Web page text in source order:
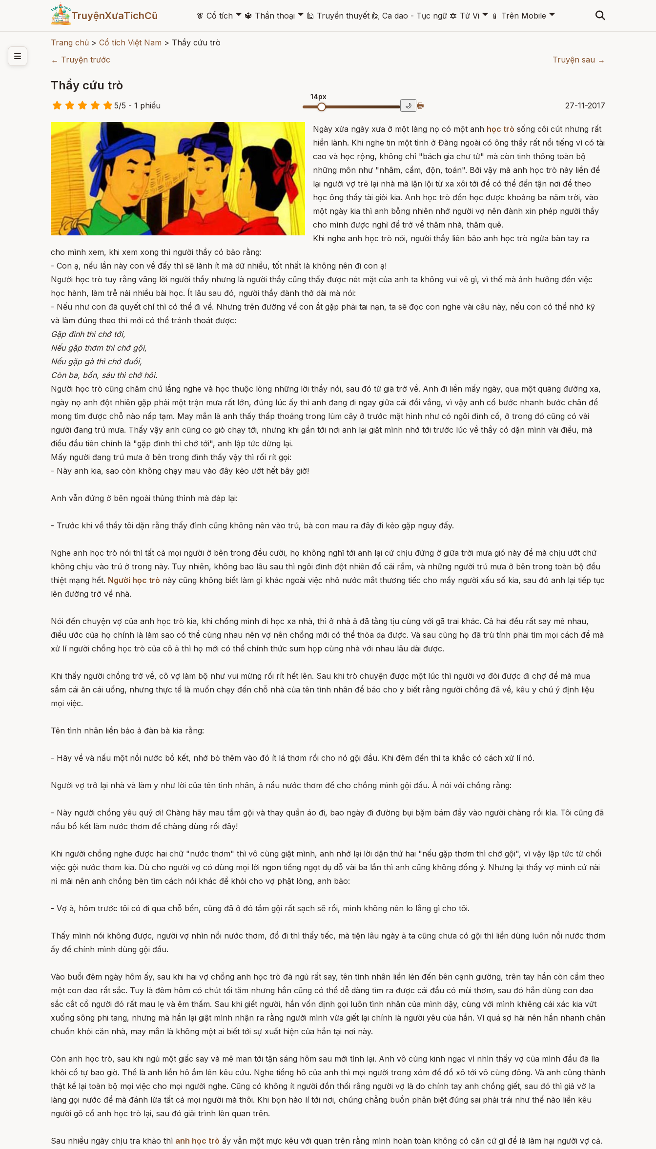
TruyệnXưaTíchCũ 🧚 Cổ tích 🞃 🔱 Thần thoại 🞃 🕌 Truyền thuyết 🙋 Ca dao - Tục ngữ 🔯 Tử Vi 🞃 📱 Trên Mobile 🞃
Trang chủ > Cổ tích Việt Nam > Thầy cứu trò
← Truyện trước
Truyện sau →
Thầy cứu trò
5/5 - 1 phiếu
14px
🌙 🖶 27-11-2017
Ngày xửa ngày xưa ở một làng nọ có một anh học trò sống côi cút nhưng rất
hiền lành. Khi nghe tin một tỉnh ở Đàng ngoài có ông thầy rất nổi tiếng vì có tài
cao và học rộng, không chỉ "bách gia chư tử" mà còn tinh thông toàn bộ
những môn như "nhâm, cầm, độn, toán". Bởi vậy mà anh học trò này liền để
lại người vợ trẻ lại nhà mà lặn lội từ xa xôi tới để có thể đến tận nơi để theo
học ông thầy tài giỏi kia. Anh học trò đến học được khoảng ba năm trời, vào
một ngày kia thì anh bỗng nhiên nhớ người vợ nên đành xin phép người thầy
cho mình được nghỉ để trở về thăm nhà, thăm quê.
Khi nghe anh học trò nói, người thầy liên bảo anh học trò ngửa bàn tay ra
cho mình xem, khi xem xong thì người thầy có bảo rằng:
- Con ạ, nếu lần này con về đấy thì sẽ lành ít mà dữ nhiều, tốt nhất là không nên đi con ạ!
Người học trò tuy rằng vâng lời người thầy nhưng là người thầy cũng thấy được nét mặt của anh ta không vui vẻ gì, vì thế mà ảnh hưởng đến việc
học hành, làm trễ nải nhiều bài học. Ít lâu sau đó, người thầy đành thở dài mà nói:
- Nếu như con đã quyết chí thì có thể đi về. Nhưng trên đường về con ắt gặp phải tai nạn, ta sẽ đọc con nghe vài câu này, nếu con có thể nhớ kỹ
và làm đúng theo thì mới có thể tránh thoát được:
Gặp đình thì chớ tới,
Nếu gặp thơm thì chớ gội,
Nếu gặp gà thì chớ đuổi,
Còn ba, bốn, sáu thì chớ hỏi.
Người học trò cũng chăm chú lắng nghe và học thuộc lòng những lời thầy nói, sau đó từ giã trở về. Anh đi liền mấy ngày, qua một quãng đường xa,
ngày nọ anh đột nhiên gặp phải một trận mưa rất lớn, đúng lúc ấy thì anh đang đi ngay giữa cái đồi vắng, vì vậy anh cố bước nhanh bước chân để
mong tìm được chỗ nào nấp tạm. May mắn là anh thấy thấp thoáng trong lùm cây ở trước mặt hình như có ngôi đình cổ, ở trong đó cũng có vài
người đang trú mưa. Thấy vậy anh cũng co giò chạy tới, nhưng khi gần tới nơi anh lại giật mình nhớ tới trước lúc về thầy có dặn mình vài điều, mà
điều đầu tiên chính là "gặp đình thì chớ tới", anh lập tức dừng lại.
Mấy người đang trú mưa ở bên trong đình thấy vậy thì rối rít gọi:
- Này anh kia, sao còn không chạy mau vào đây kẻo ướt hết bây giờ!
Anh vẫn đứng ở bên ngoài thủng thỉnh mà đáp lại:
- Trước khi về thầy tôi dặn rằng thấy đình cũng không nên vào trú, bà con mau ra đây đi kẻo gặp nguy đấy.
Nghe anh học trò nói thì tất cả mọi người ở bên trong đều cười, họ không nghĩ tới anh lại cứ chịu đứng ở giữa trời mưa gió này để mà chịu ướt chứ
không chịu vào trú ở trong này. Tuy nhiên, không bao lâu sau thì ngôi đình đột nhiên đổ cái rầm, và những người trú mưa ở bên trong toàn bộ đều
thiệt mạng hết. Người học trò này cũng không biết làm gì khác ngoài việc nhỏ nước mắt thương tiếc cho mấy người xấu số kia, sau đó anh lại tiếp tục
lên đường trở về nhà.
Nói đến chuyện vợ của anh học trò kia, khi chồng mình đi học xa nhà, thì ở nhà ả đã tằng tịu cùng với gã trai khác. Cả hai đều rất say mê nhau,
điều ước của họ chính là làm sao có thể cùng nhau nên vợ nên chồng mới có thể thỏa dạ được. Và sau cùng họ đã trù tính phải tìm mọi cách để mà
xử lí người chồng học trò của cô ả thì họ mới có thể chính thức sum họp cùng nhà với nhau lâu dài được.
Khi thấy người chồng trở về, cô vợ làm bộ như vui mừng rối rít hết lên. Sau khi trò chuyện được một lúc thì người vợ đòi được đi chợ để mà mua
sắm cái ăn cái uống, nhưng thực tế là muốn chạy đến chỗ nhà của tên tình nhân để báo cho y biết rằng người chồng đã về, kêu y chú ý định liệu
mọi việc.
Tên tình nhân liền bảo ả đàn bà kia rằng:
- Hãy về và nấu một nồi nước bồ kết, nhớ bỏ thêm vào đó ít lá thơm rồi cho nó gội đầu. Khi đêm đến thì ta khắc có cách xử lí nó.
Người vợ trở lại nhà và làm y như lời của tên tình nhân, ả nấu nước thơm để cho chồng mình gội đầu. Ả nói với chồng rằng:
- Này người chồng yêu quý ơi! Chàng hãy mau tắm gội và thay quần áo đi, bao ngày đi đường bụi bặm bám đầy vào người chàng rồi kìa. Tôi cũng đã
nấu bồ kết làm nước thơm để chàng dùng rồi đây!
Khi người chồng nghe được hai chữ "nước thơm" thì vô cùng giật mình, anh nhớ lại lời dặn thứ hai "nếu gặp thơm thì chớ gội", vì vậy lập tức từ chối
việc gội nước thơm kia. Dù cho người vợ có dùng mọi lời ngon tiếng ngọt dụ dỗ vài ba lần thì anh cũng không đồng ý. Nhưng lại thấy vợ mình cứ nài
nỉ mãi nên anh chồng bèn tìm cách nói khác để khỏi cho vợ phật lòng, anh bảo:
- Vợ à, hôm trước tôi có đi qua chỗ bến, cũng đã ở đó tắm gội rất sạch sẽ rồi, mình không nên lo lắng gì cho tôi.
Thấy mình nói không được, người vợ nhìn nồi nước thơm, đổ đi thì thấy tiếc, mà tiện lâu ngày ả ta cũng chưa có gội thì liền dùng luôn nồi nước thơm
ấy để chính mình dùng gội đầu.
Vào buổi đêm ngày hôm ấy, sau khi hai vợ chồng anh học trò đã ngủ rất say, tên tình nhân liền lẻn đến bên cạnh giường, trên tay hắn còn cầm theo
một con dao rất sắc. Tuy là đêm hôm có chút tối tăm nhưng hắn cũng có thể dễ dàng tìm ra được cái đầu có mùi thơm, sau đó hắn dùng con dao
sắc cắt cổ người đó rất mau lẹ và êm thấm. Sau khi giết người, hắn vốn định gọi luôn tình nhân của mình dậy, cùng với mình khiêng cái xác kia vứt
xuống sông phi tang, nhưng mà hắn lại giật mình nhận ra rằng người mình vừa giết lại chính là người yêu của hắn. Vì quá sợ hãi nên hắn nhanh chân
chuồn khỏi căn nhà, may mắn là không một ai biết tới sự xuất hiện của hắn tại nơi này.
Còn anh học trò, sau khi ngủ một giấc say và mê man tới tận sáng hôm sau mới tỉnh lại. Anh vô cùng kinh ngạc vì nhìn thấy vợ của mình đầu đã lìa
khỏi cổ tự bao giờ. Thế là anh liền hô ầm lên kêu cứu. Nghe tiếng hô của anh thì mọi người trong xóm để đổ xô tới vô cùng đông. Và anh cũng thành
thật kể lại toàn bộ mọi việc cho mọi người nghe. Cũng có không ít người đồn thổi rằng người vợ là do chính tay anh chồng giết, sau đó thì giả vờ la
làng gọi nước để mà đánh lừa tất cả mọi người mà thôi. Khi bọn hào lí tới nơi, chúng chẳng buồn phân biệt đúng sai phải trái như thế nào liền kêu
người gô cổ anh học trò lại, sau đó giải trình lên quan trên.
Sau nhiều ngày chịu tra khảo thì anh học trò ấy vẫn một mực kêu với quan trên rằng mình hoàn toàn không có căn cứ gì để là làm hại người vợ cả.